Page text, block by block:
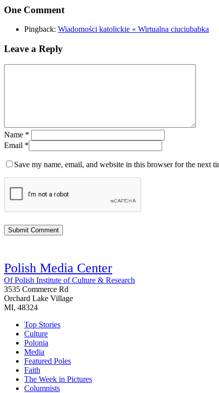
One Comment
Pingback: Wiadomości katolickie « Wirtualna ciuciubabka
Leave a Reply
Name *
Email *
Save my name, email, and website in this browser for the next
Polish Media Center
Of Polish Institute of Culture & Research
3535 Commerce Rd
Orchard Lake Village
MI, 48324
Top Stories
Culture
Polonia
Media
Featured Poles
Faith
The Week in Pictures
Columnists